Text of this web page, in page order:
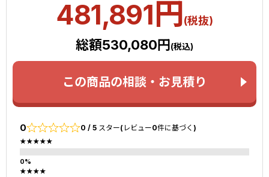
481,891円(税抜)
総額530,080円(税込)
この商品の相談・お見積り
0 0 / 5 スター(レビュー0件に基づく)
★★★★★
★★★★